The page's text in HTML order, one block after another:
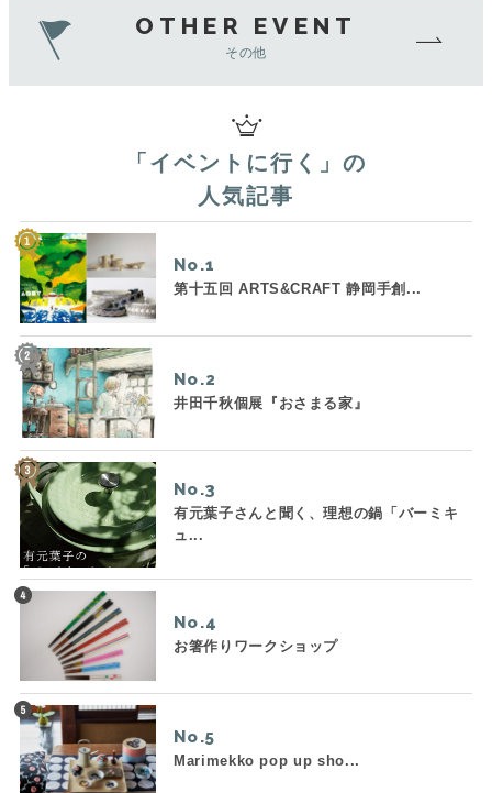
OTHER EVENT
その他
「 イベントに行く
」の
人気記事
No.
第十五回 ARTS&CRAFT 静岡手創...
No.
井田千秋個展『おさまる家』
No.
有元葉子さんと聞く、理想の鍋「バーミキ
ュ...
No.
お箸作りワークショップ
No.
Marimekko pop up sho...